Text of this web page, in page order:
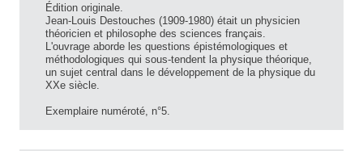
Édition originale.
Jean-Louis Destouches (1909-1980) était un physicien
théoricien et philosophe des sciences français.
L'ouvrage aborde les questions épistémologiques et
méthodologiques qui sous-tendent la physique théorique,
un sujet central dans le développement de la physique du
XXe siècle.
Exemplaire numéroté, n°5.